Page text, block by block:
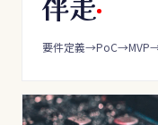
要件定義→PoC→MVP→